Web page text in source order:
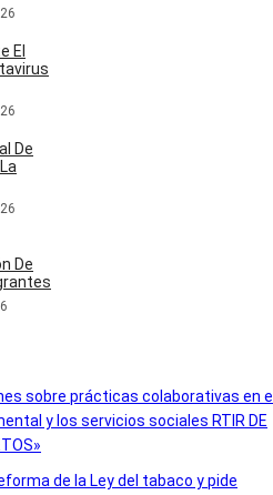
El
De
De
sobre prácticas colaborativas en
y los servicios sociales RTIR DE
de la Ley del tabaco y pide